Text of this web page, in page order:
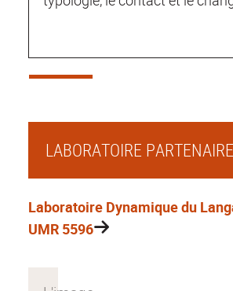
LABORATOIRE PARTENAIRE
Laboratoire Dynamique du
UMR 5596